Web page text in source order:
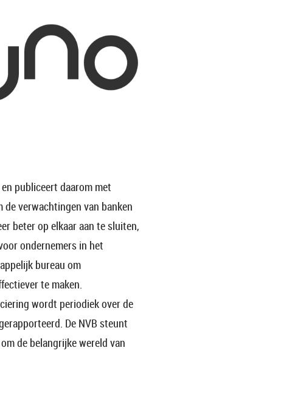
publiceert daarom met
de verwachtingen van banken
beter op elkaar aan te sluiten,
ondernemers in het
bureau om
te maken.
wordt periodiek over de
De NVB steunt
de belangrijke wereld van